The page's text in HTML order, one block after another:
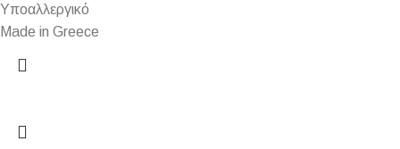
Υποαλλεργικό
Made in Greece